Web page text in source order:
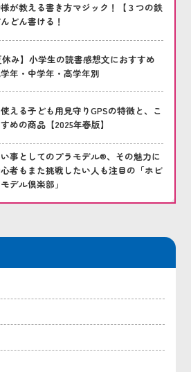
が教える書き方マジック！【３つの鉄
どん書ける！
休み】小学生の読書感想文におすすめ
年・中学年・高学年別
える子ども用見守りGPSの特徴と、こ
めの商品【2025年春版】
事としてのプラモデル®、その魅力に
者もまた挑戦したい人も注目の「ホビ
デル倶楽部」